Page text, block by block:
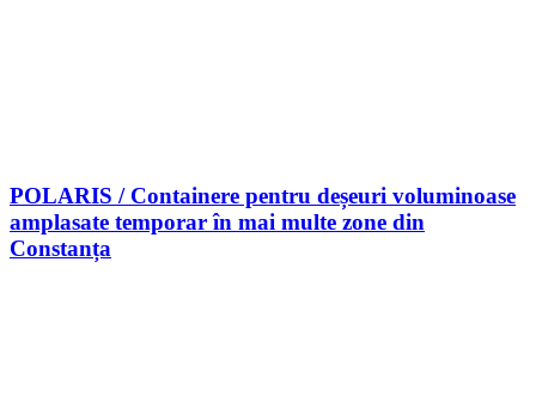
POLARIS / Containere pentru deșeuri voluminoase
amplasate temporar în mai multe zone din
Constanța